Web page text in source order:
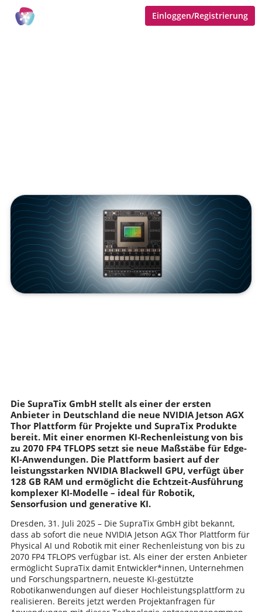
Einloggen/Registrierung
Die SupraTix GmbH stellt als einer der ersten
Anbieter in Deutschland die neue NVIDIA Jetson AGX
Thor Plattform für Projekte und SupraTix Produkte
bereit. Mit einer enormen KI-Rechenleistung von bis
zu 2070 FP4 TFLOPS setzt sie neue Maßstäbe für Edge-
KI-Anwendungen. Die Plattform basiert auf der
leistungsstarken NVIDIA Blackwell GPU, verfügt über
128 GB RAM und ermöglicht die Echtzeit-Ausführung
komplexer KI-Modelle – ideal für Robotik,
Sensorfusion und generative KI.
Dresden, 31. Juli 2025 – Die SupraTix GmbH gibt bekannt,
dass ab sofort die neue NVIDIA Jetson AGX Thor Plattform für
Physical AI und Robotik mit einer Rechenleistung von bis zu
2070 FP4 TFLOPS verfügbar ist. Als einer der ersten Anbieter
ermöglicht SupraTix damit Entwickler*innen, Unternehmen
und Forschungspartnern, neueste KI-gestützte
Robotikanwendungen auf dieser Hochleistungsplattform zu
realisieren. Bereits jetzt werden Projektanfragen für